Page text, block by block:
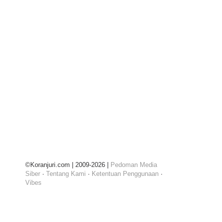
©Koranjuri.com | 2009-2026 |
Pedoman Media
Siber ·Tentang Kami · Ketentuan Penggunaan ·
Vibes